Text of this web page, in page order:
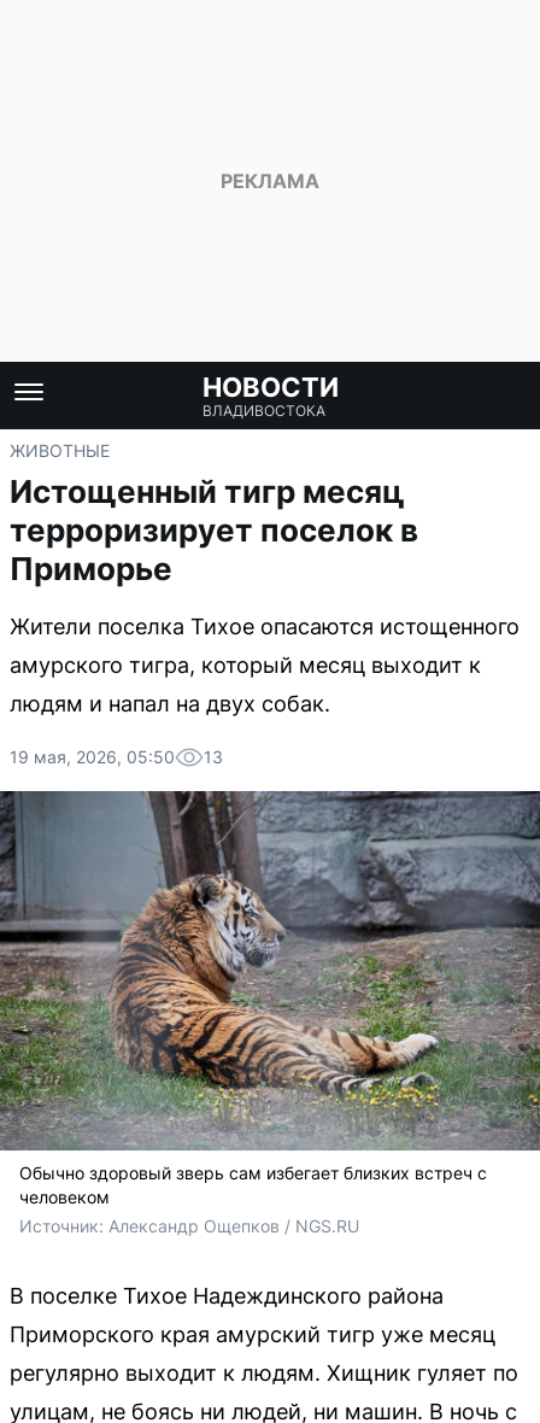
НОВОСТИ
ВЛАДИВОСТОКА
ЖИВОТНЫЕ
Истощенный тигр месяц
терроризирует поселок в
Приморье
Жители поселка Тихое опасаются истощенного
амурского тигра, который месяц выходит к
людям и напал на двух собак.
19 мая, 2026, 05:50 13
Обычно здоровый зверь сам избегает близких встреч с
человеком
Источник: Александр Ощепков / NGS.RU
В поселке Тихое Надеждинского района
Приморского края амурский тигр уже месяц
регулярно выходит к людям. Хищник гуляет по
улицам, не боясь ни людей, ни машин. В ночь с